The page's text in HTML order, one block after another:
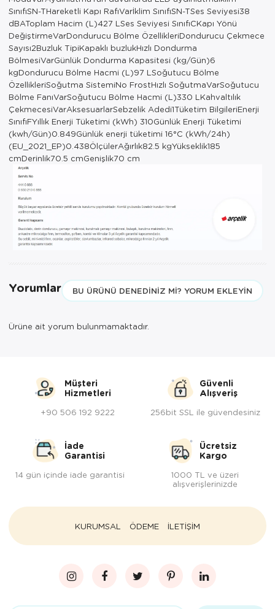
SınıfıSN-THareketli Kapı RafıVarİklim SınıfıSN-TSes Seviyesi38
dBAToplam Hacim (L)427 LSes Seviyesi SınıfıCKapı Yönü
DeğiştirmeVarDondurucu Bölme ÖzellikleriDondurucu Çekmece
Sayısı2Buzluk TipiKapaklı buzlukHızlı Dondurma
BölmesiVarGünlük Dondurma Kapasitesi (kg/Gün)6
kgDondurucu Bölme Hacmi (L)97 LSoğutucu Bölme
ÖzellikleriSoğutma SistemiNo FrostHızlı SoğutmaVarSoğutucu
Bölme FanıVarSoğutucu Bölme Hacmi (L)330 LKahvaltılık
ÇekmecesiVarAksesuarlarSebzelik Adedi1Tüketim BilgileriEnerji
SınıfıFYıllık Enerji Tüketimi (kWh) 310Günlük Enerji Tüketimi
(kwh/Gün)0.849Günlük enerji tüketimi 16°C (kWh/24h)
(EU_2021_EP)0.438ÖlçülerAğırlık82.5 kgYükseklik185
cmDerinlik70.5 cmGenişlik70 cm
Yorumlar BU ÜRÜNÜ DENEDINIZ MI? YORUM EKLEYIN
Ürüne ait yorum bulunmamaktadır.
Müşteri
Hizmetleri
+90 506 192 9222
Güvenli
Alışveriş
256bit SSL ile güvendesiniz
İade
Garantisi
14 gün içinde iade garantisi
Ücretsiz
Kargo
1000 TL ve üzeri
alışverişlerinizde
KURUMSAL ÖDEME İLETİŞİM